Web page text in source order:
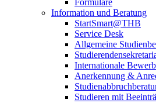
Formulare
Information und Beratung
StartSmart@THB
Service Desk
Allgemeine
Internationale
Anerkennung &
Studieren mit